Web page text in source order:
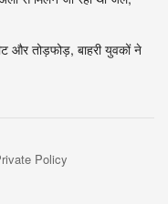
और तोड़फोड़, बाहरी युवकों ने
Policy